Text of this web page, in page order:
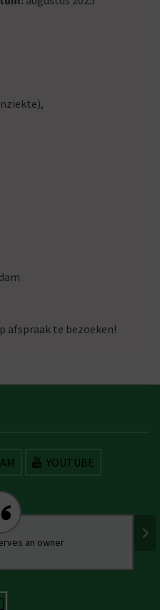
afspraak te bezoeken!
YOUTUBE
an owner